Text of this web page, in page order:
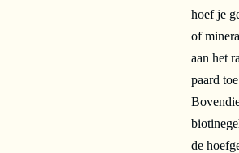
hoef je
of
aan het
paard
de